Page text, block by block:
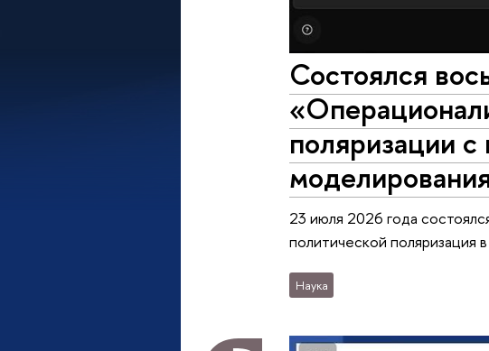
Состоялся
поляризации с
23 июля 2026 года
политической поляризация
Наука